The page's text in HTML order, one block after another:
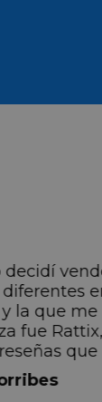
decidí
la que
fue
la